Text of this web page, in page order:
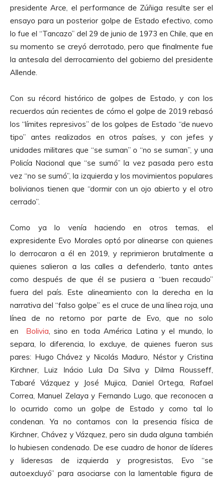
presidente Arce, el performance de Zúñiga resulte ser el
ensayo para un posterior golpe de Estado efectivo, como
lo fue el “Tancazo” del 29 de junio de 1973 en Chile, que en
su momento se creyó derrotado, pero que finalmente fue
la antesala del derrocamiento del gobierno del presidente
Allende.
Con su récord histórico de golpes de Estado, y con los
recuerdos aún recientes de cómo el golpe de 2019 rebasó
los “límites represivos” de los golpes de Estado “de nuevo
tipo” antes realizados en otros países, y con jefes y
unidades militares que “se suman” o “no se suman”, y una
Policía Nacional que “se sumó” la vez pasada pero esta
vez “no se sumó”, la izquierda y los movimientos populares
bolivianos tienen que “dormir con un ojo abierto y el otro
cerrado”.
Como ya lo venía haciendo en otros temas, el
expresidente Evo Morales optó por alinearse con quienes
lo derrocaron a él en 2019, y reprimieron brutalmente a
quienes salieron a las calles a defenderlo, tanto antes
como después de que él se pusiera a “buen recaudo”
fuera del país. Este alineamiento con la derecha en la
narrativa del “falso golpe” es el cruce de una línea roja, una
línea de no retorno por parte de Evo, que no solo
en
Bolivia , sino en toda América Latina y el mundo, lo
separa, lo diferencia, lo excluye, de quienes fueron sus
pares: Hugo Chávez y Nicolás Maduro, Néstor y Cristina
Kirchner, Luiz Inácio Lula Da Silva y Dilma Rousseff,
Tabaré Vázquez y José Mujica, Daniel Ortega, Rafael
Correa, Manuel Zelaya y Fernando Lugo, que reconocen a
lo ocurrido como un golpe de Estado y como tal lo
condenan. Ya no contamos con la presencia física de
Kirchner, Chávez y Vázquez, pero sin duda alguna también
lo hubiesen condenado. De ese cuadro de honor de líderes
y lideresas de izquierda y progresistas, Evo “se
autoexcluyó” para asociarse con la lamentable figura de